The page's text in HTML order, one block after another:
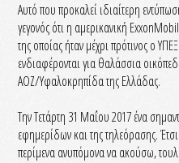
Αυτό που προκαλεί ιδιαίτερη
γεγονός ότι η αμερικανική
της οποίας ήταν μέχρι πρότινος ο
ενδιαφέρονται για θαλάσσια
ΑΟΖ/Υφαλοκρηπίδα της Ελλάδας.
Την Τετάρτη 31 Μαΐου 2017 ένα
εφημερίδων και της τηλεόρασης.
περίμενα ανυπόμονα να ακούσω,